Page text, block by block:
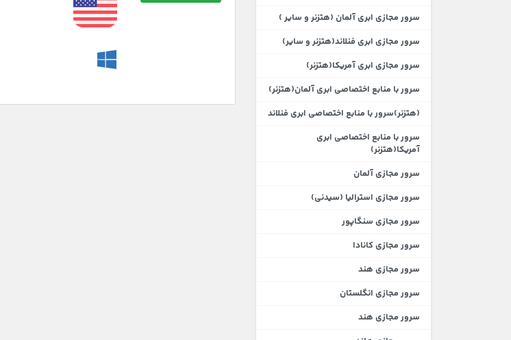
سرور مجازی ابری آلمان (هتزنر و سایر )
سرور مجازی ابری فنلاند(هتزنر و سایر)
سرور مجازی ابری آمریکا(هتزنر)
سرور با منابع اختصاصی ابری آلمان(هتزنر)
(هتزنر)سرور با منابع اختصاصی ابری فنلاند
سرور با منابع اختصاصی ابری
آمریکا(هتزنر)
سرور مجازی آلمان
سرور مجازی استرالیا (سیدنی)
سرور مجازی سنگاپور
سرور مجازی کانادا
سرور مجازی هند
سرور مجازی انگلستان
سرور مجازی هند